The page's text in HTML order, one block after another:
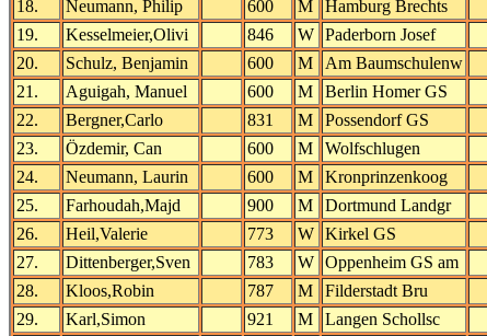
18.
Neumann, Philip 600 M Hamburg Brechts
19.
Kesselmeier,Olivi 846 W Paderborn Josef
20.
Schulz, Benjamin 600 M Am Baumschulenw
21.
Aguigah, Manuel 600 M Berlin Homer GS
22.
Bergner,Carlo 831 M Possendorf GS
23.
Özdemir, Can 600 M Wolfschlugen
24.
Neumann, Laurin 600 M Kronprinzenkoog
25.
Farhoudah,Majd 900 M Dortmund Landgr
26.
Heil,Valerie 773 W Kirkel GS
27.
Dittenberger,Sven 783 W Oppenheim GS am
28.
Kloos,Robin 787 M Filderstadt Bru
29.
Karl,Simon 921 M Langen Schollsc